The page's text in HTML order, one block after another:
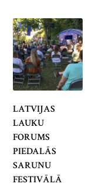
LATVIJAS
LAUKU
FORUMS
PIEDALĀS
SARUNU
FESTIVĀLĀ